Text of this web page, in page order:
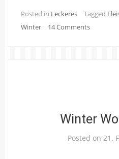
Posted in Leckeres Tagged
Winter
14 Comments
Winter
Posted on 21.